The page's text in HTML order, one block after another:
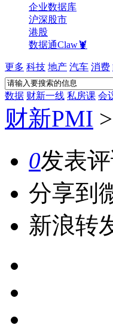
企业数据库
沪深股市
港股
数据通Claw🦞
更多 科技 地产 汽车 消费
数据 财新一线 私房课 会
财新PMI >
0发表
分享到
新浪转